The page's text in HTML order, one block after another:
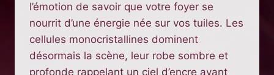
l’émotion de savoir que votre foyer se
nourrit d’une énergie née sur vos tuiles. Les
cellules monocristallines dominent
désormais la scène, leur robe sombre et
profonde rappelant un ciel d’encre avant